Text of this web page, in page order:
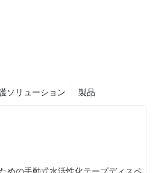
製品
ソリューション